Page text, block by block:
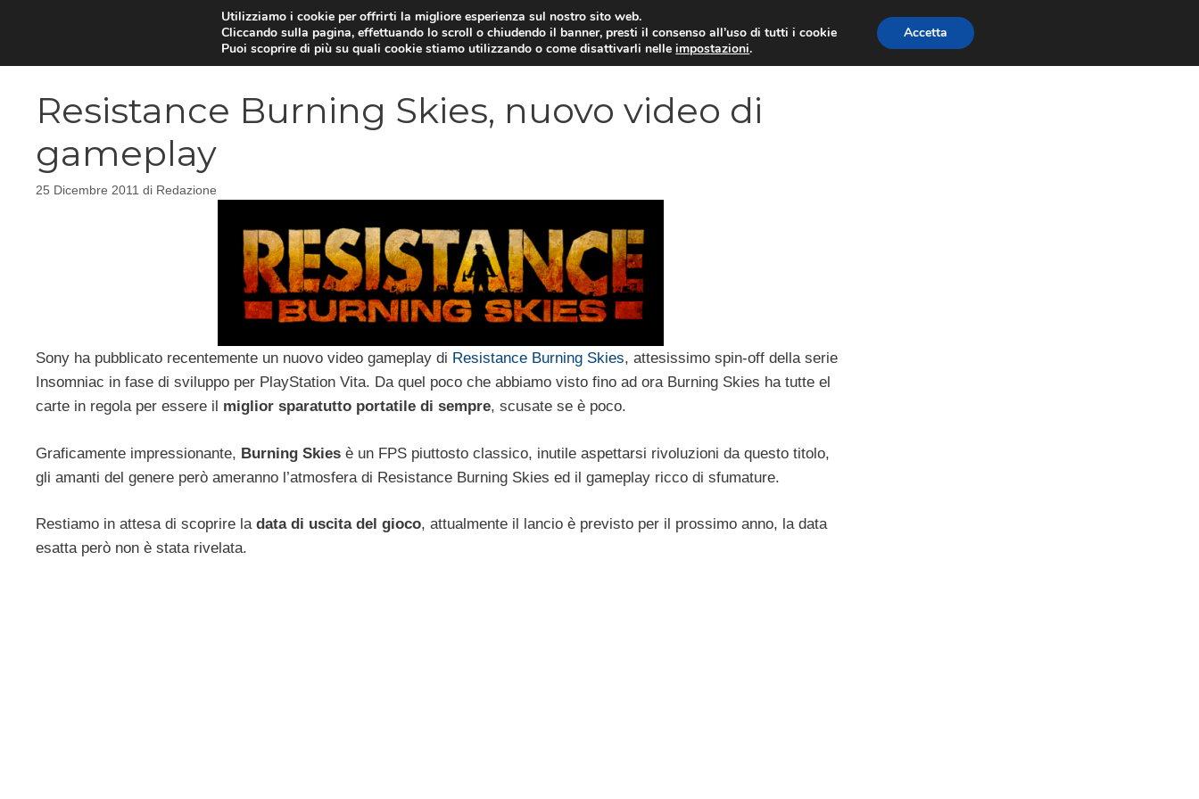
VIDEOGIOCHI NEWS RECENSIONI TRAILER GIOCHI
Resistance Burning Skies, nuovo video di
gameplay
25 Dicembre 2011 di Redazione
Sony ha pubblicato recentemente un nuovo video gameplay di Resistance Burning Skies, attesissimo spin-off della serie
Insomniac in fase di sviluppo per PlayStation Vita. Da quel poco che abbiamo visto fino ad ora Burning Skies ha tutte el
carte in regola per essere il miglior sparatutto portatile di sempre, scusate se è poco.
Graficamente impressionante, Burning Skies è un FPS piuttosto classico, inutile aspettarsi rivoluzioni da questo titolo,
gli amanti del genere però ameranno l’atmosfera di Resistance Burning Skies ed il gameplay ricco di sfumature.
Restiamo in attesa di scoprire la data di uscita del gioco, attualmente il lancio è previsto per il prossimo anno, la data
esatta però non è stata rivelata.
Utilizziamo i cookie per offrirti la migliore esperienza sul nostro sito web.
Cliccando sulla pagina, effettuando lo scroll o chiudendo il banner, presti il consenso all’uso di tutti i cookie
Puoi scoprire di più su quali cookie stiamo utilizzando o come disattivarli nelleimpostazioni.
Accetta